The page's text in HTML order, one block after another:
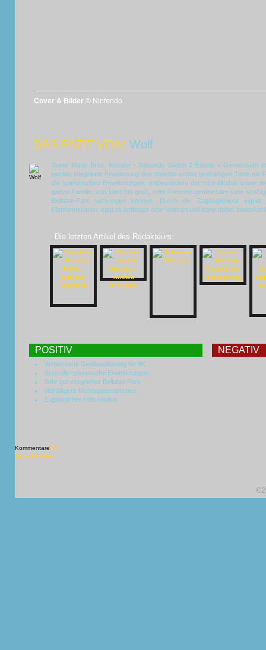
Cover & Bilder © Nintendo
DAS FAZIT VON: Wolf
Super Mario Bros. Wonder - Nintendo Switch 2 Edition + Gemeinsam
perfekt integrierte Erweiterung des ohnehin schon großartigen Titels mit
die spielerischen Erweiterungen, insbesondere der Hilfe-Modus sowie
ganze Familie, von klein bis groß, oder Freunde gemeinsam viele
Bellabel-Park verbringen können. Durch die Zugänglichkeit
Plattformspielen, egal ob Anfänger oder Veteran und kann daher
Die letzten Artikel des Redakteurs:
POSITIV NEGATIV
Verbesserte Grafikauflösung für 4K
Sinnvolle spielerische Erweiterungen
Sehr gut integrierter Bellabel-Park
Vielfältigere Mehrspieleroptionen
Zugänglicher Hilfe-Modus
Kommentare[X]
[X] schließen